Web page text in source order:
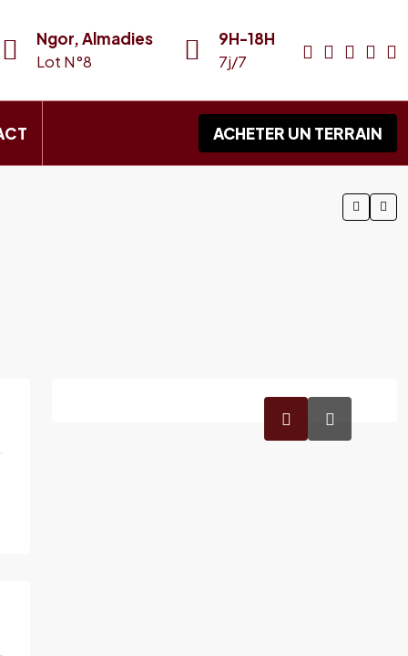
Ngor, Almadies
Lot N°8
9H-18H
7j/7
ACHETER UN TERRAIN